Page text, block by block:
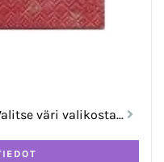
väri valikosta...